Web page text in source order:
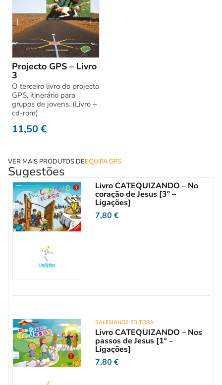
Projecto GPS – Livro
3
O terceiro livro do projecto
GPS, itinerário para
grupos de jovens. (Livro +
cd-rom)
11,50€
VER MAIS PRODUTOS DEEQUIPA GPS
Sugestões
Livro CATEQUIZANDO – No
coração de Jesus [3º –
Ligações]
7,80€
SALESIANOS EDITORA
Livro CATEQUIZANDO – Nos
passos de Jesus [1º –
Ligações]
7,80€